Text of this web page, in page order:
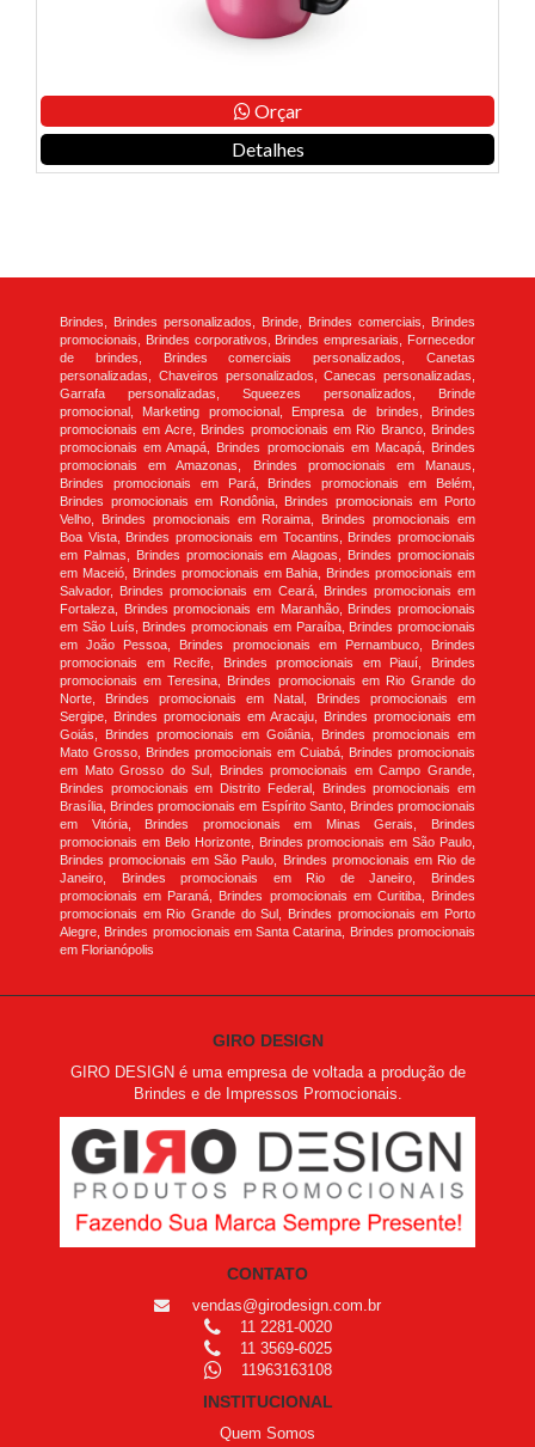
Orçar
Detalhes
Brindes, Brindes personalizados, Brinde, Brindes comerciais, Brindes
promocionais, Brindes corporativos, Brindes empresariais, Fornecedor
de brindes, Brindes comerciais personalizados, Canetas
personalizadas, Chaveiros personalizados, Canecas personalizadas,
Garrafa personalizadas, Squeezes personalizados, Brinde
promocional, Marketing promocional, Empresa de brindes, Brindes
promocionais em Acre, Brindes promocionais em Rio Branco, Brindes
promocionais em Amapá, Brindes promocionais em Macapá, Brindes
promocionais em Amazonas, Brindes promocionais em Manaus,
Brindes promocionais em Pará, Brindes promocionais em Belém,
Brindes promocionais em Rondônia, Brindes promocionais em Porto
Velho, Brindes promocionais em Roraima, Brindes promocionais em
Boa Vista, Brindes promocionais em Tocantins, Brindes promocionais
em Palmas, Brindes promocionais em Alagoas, Brindes promocionais
em Maceió, Brindes promocionais em Bahia, Brindes promocionais em
Salvador, Brindes promocionais em Ceará, Brindes promocionais em
Fortaleza, Brindes promocionais em Maranhão, Brindes promocionais
em São Luís, Brindes promocionais em Paraíba, Brindes promocionais
em João Pessoa, Brindes promocionais em Pernambuco, Brindes
promocionais em Recife, Brindes promocionais em Piauí, Brindes
promocionais em Teresina, Brindes promocionais em Rio Grande do
Norte, Brindes promocionais em Natal, Brindes promocionais em
Sergipe, Brindes promocionais em Aracaju, Brindes promocionais em
Goiás, Brindes promocionais em Goiânia, Brindes promocionais em
Mato Grosso, Brindes promocionais em Cuiabá, Brindes promocionais
em Mato Grosso do Sul, Brindes promocionais em Campo Grande,
Brindes promocionais em Distrito Federal, Brindes promocionais em
Brasília, Brindes promocionais em Espírito Santo, Brindes promocionais
em Vitória, Brindes promocionais em Minas Gerais, Brindes
promocionais em Belo Horizonte, Brindes promocionais em São Paulo,
Brindes promocionais em São Paulo, Brindes promocionais em Rio de
Janeiro, Brindes promocionais em Rio de Janeiro, Brindes
promocionais em Paraná, Brindes promocionais em Curitiba, Brindes
promocionais em Rio Grande do Sul, Brindes promocionais em Porto
Alegre, Brindes promocionais em Santa Catarina, Brindes promocionais
em Florianópolis
GIRO DESIGN
GIRO DESIGN é uma empresa de voltada a produção de
Brindes e de Impressos Promocionais.
CONTATO
vendas@girodesign.com.br
11 2281-0020
11 3569-6025
11963163108
INSTITUCIONAL
Quem Somos